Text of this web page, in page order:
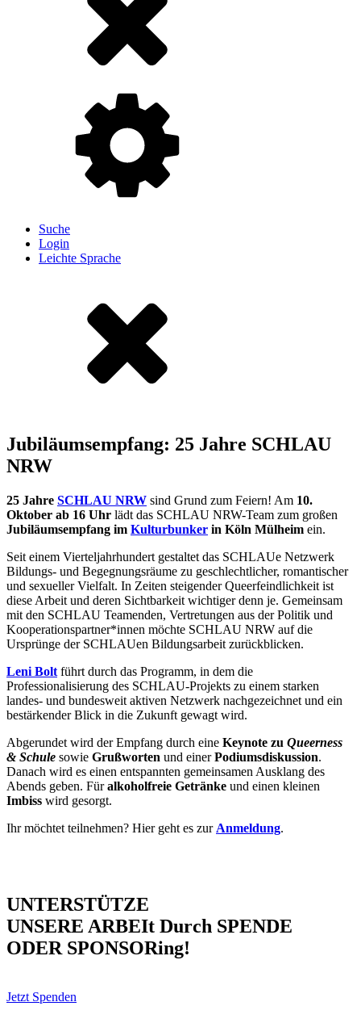
Suche
Login
Leichte Sprache
Jubiläumsempfang: 25 Jahre SCHLAU
NRW
25 Jahre SCHLAU NRW sind Grund zum Feiern! Am 10.
Oktober ab 16 Uhr lädt das SCHLAU NRW-Team zum großen
Jubiläumsempfang im Kulturbunker in Köln Mülheim ein.
Seit einem Vierteljahrhundert gestaltet das SCHLAUe Netzwerk
Bildungs- und Begegnungsräume zu geschlechtlicher, romantischer
und sexueller Vielfalt. In Zeiten steigender Queerfeindlichkeit ist
diese Arbeit und deren Sichtbarkeit wichtiger denn je. Gemeinsam
mit den SCHLAU Teamenden, Vertretungen aus der Politik und
Kooperationspartner*innen möchte SCHLAU NRW auf die
Ursprünge der SCHLAUen Bildungsarbeit zurückblicken.
Leni Bolt führt durch das Programm, in dem die
Professionalisierung des SCHLAU-Projekts zu einem starken
landes- und bundesweit aktiven Netzwerk nachgezeichnet und ein
bestärkender Blick in die Zukunft gewagt wird.
Abgerundet wird der Empfang durch eine Keynote zu Queerness
& Schule sowie Grußworten und einerPodiumsdiskussion.
Danach wird es einen entspannten gemeinsamen Ausklang des
Abends geben. Füralkoholfreie Getränke und einen kleinen
Imbiss wird gesorgt.
Ihr möchtet teilnehmen? Hier geht es zur Anmeldung.
UNTERSTÜTZE
UNSERE ARBEIt Durch SPENDE
ODER SPONSORing!
Jetzt Spenden